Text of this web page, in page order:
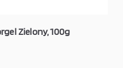
Zielony, 100g